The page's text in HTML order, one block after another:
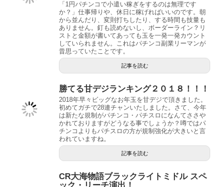
「1円パチンコで小遣い稼ぎをするのは無理です
か？」仕事帰りや、休日に稼げればいいのです。朝
から並んだり、変則打ちしたり、する時間も技量も
ありません。釘も読めないし、ボーダーライン？リ
ストと金額が書いてあっても玉を一発一発カウント
していられません。これはパチンコ副業リーマンが
昔思っていたことです。
記事を読む
勝てる甘デジランキング２０１８！！！
2018年早々ビッグなお年玉を甘デジで頂きました。
初めてガチで28連チャンいたしました。さて、今年
は新たな規制がパチンコ・パチスロになんてささや
かれておりますがどうなる事でしょうか？噂ではパ
チンコよりもパチスロの方が規制強化が大きいと言
われていますね。
記事を読む
CR大海物語ブラックライトミドル スペ